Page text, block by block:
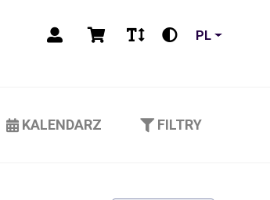
PL
KALENDARZ FILTRY